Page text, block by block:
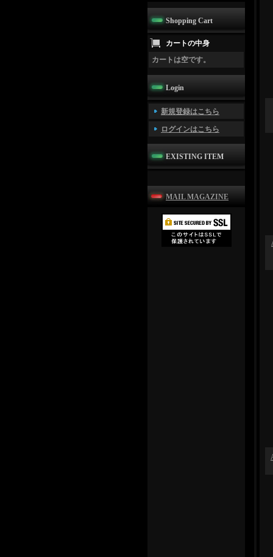
Shopping Cart
カートの中身
カートは空です。
Login
新規登録はこちら
ログインはこちら
EXISTING ITEM
MAIL MAGAZINE